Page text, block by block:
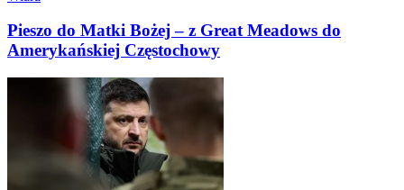
Pieszo do Matki Bożej – z Great Meadows do
Amerykańskiej Częstochowy